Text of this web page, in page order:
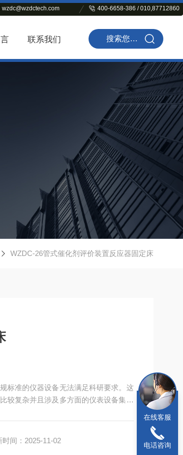
wzdc@wzdctech.com 400-6658-386 / 010,87712860
联系我们
WZDC-26管式催化剂评价装置反应器固定床
标准的仪器设备无法满足科研要求。这
较复杂并且涉及多方面的仪表设备集成
时间：2025-11-02
在线客服
电话咨询